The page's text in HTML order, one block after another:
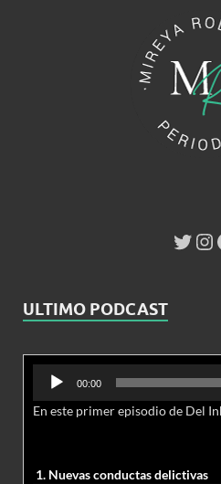
ULTIMO PODCAST
Reproductor
audio
00:00
1. Nuevas conductas delictivas